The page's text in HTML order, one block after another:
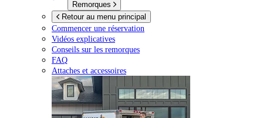
Remorques
Retour au menu principal
Commencer une réservation
Vidéos explicatives
Conseils sur les remorques
FAQ
Attaches et accessoires